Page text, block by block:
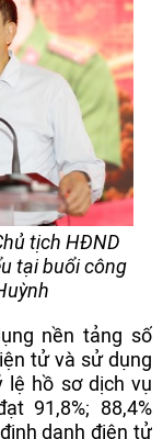
tịch HĐND
tại buổi công
nền tảng số
tử và sử dụng
lệ hồ sơ dịch vụ
91,8%; 88,4%
danh điện tử